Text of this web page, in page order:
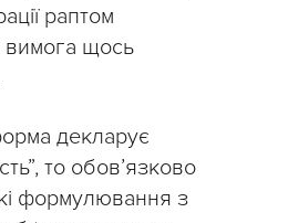
раптом
вимога щось
декларує
то обов’язково
формулювання з